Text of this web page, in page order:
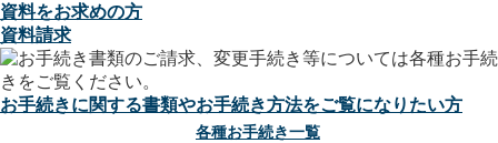
資料をお求めの方
資料請求
お手続きに関する書類やお手続き方法をご覧になりたい方
各種お手続き一覧